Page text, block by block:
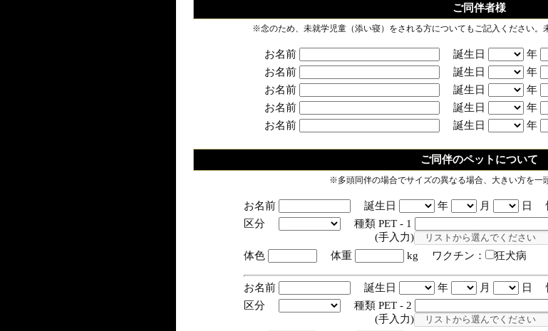
ご同伴者様
※念のため、未就学児童（添い寝）をされる方についてもご記入ください。
お名前 誕生日 年
お名前
誕生日 年
お名前
誕生日 年
お名前
誕生日 年
お名前
誕生日 年
ご同伴のペットについて
※多頭同伴の場合でサイズの異なる場合、大きい方を一
お名前 誕生日 年 月
日
区分
種類 PET - 1
(手入力)
体色
体重 kg ワクチン： 狂犬病
お名前 誕生日 年 月
日
区分
種類 PET - 2
(手入力)